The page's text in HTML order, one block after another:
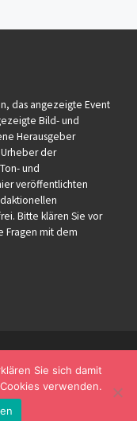
das angezeigte Event
Bild- und
Herausgeber
der
und
veröffentlichten
Bitte klären Sie vor
Fragen mit dem
Sie sich damit
verwenden.